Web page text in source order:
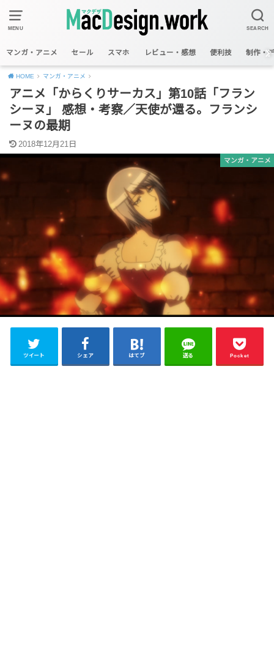
MENU SEARCH
マンガ・アニメ セール スマホ レビュー・感想 便利技 制作・
HOME マンガ・アニメ
アニメ「からくりサーカス」第10話「フラン
シーヌ」 感想・考察／天使が還る。フランシ
ーヌの最期
2018年12月21日
マンガ・アニメ
ツイート シェア はてブ 送る Pocket